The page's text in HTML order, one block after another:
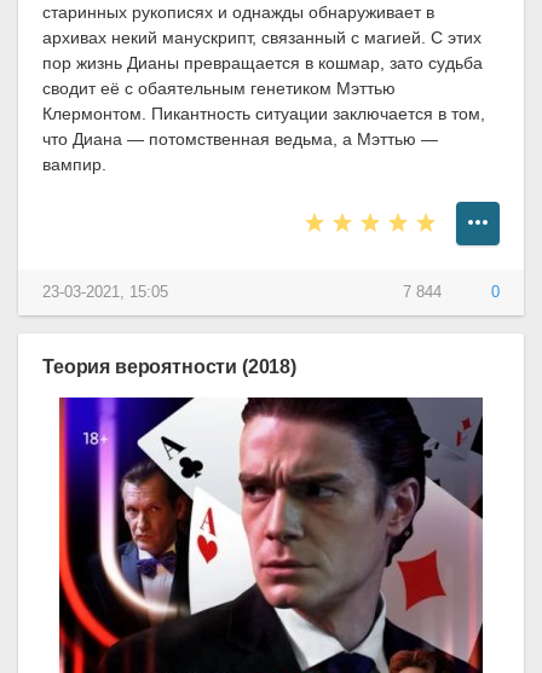
старинных рукописях и однажды обнаруживает в
архивах некий манускрипт, связанный с магией. С этих
пор жизнь Дианы превращается в кошмар, зато судьба
сводит её с обаятельным генетиком Мэттью
Клермонтом. Пикантность ситуации заключается в том,
что Диана — потомственная ведьма, а Мэттью —
вампир.
7 844 0
23-03-2021, 15:05
Теория вероятности (2018)